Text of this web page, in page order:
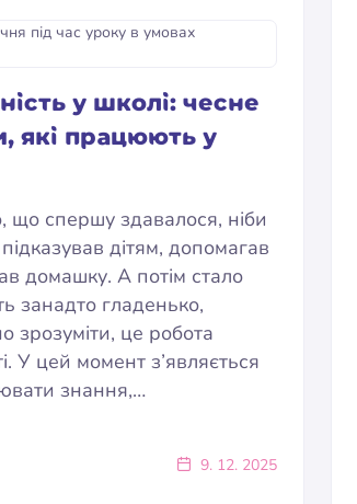
у школі: чесне
які працюють у
що спершу здавалося, ніби
дітям, допомагав
домашку. А потім стало
занадто гладенько,
зрозуміти, це робота
У цей момент з’являється
знання,…
9. 12. 2025